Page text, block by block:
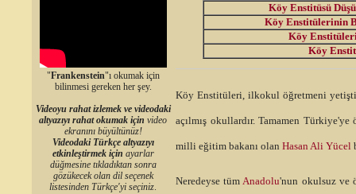
"Frankenstein"ı okumak için
bilinmesi gereken her şey.
Videoyu rahat izlemek ve videodaki
altyazıyı rahat okumak için video
ekranını büyültünüz!
Videodaki Türkçe altyazıyı
etkinleştirmek için ayarlar
düğmesine tıkladıktan sonra
gözükecek olan dil seçenek
listesinden Türkçe'yi seçiniz.
Köy Enstitüsü
Köy Enstitülerinin
Köy
Köy
Köy Enstitüleri, ilkokul öğretmeni
açılmış okullardır. Tamamen
milli eğitim bakanı olan Hasan Ali Yücel
Neredeyse tümAnadolu'nun okulsuz ve